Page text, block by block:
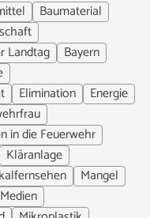
Baumaterial
Landtag
Bayern
Elimination
Energie
in die Feuerwehr
Kläranlage
Mangel
Medien